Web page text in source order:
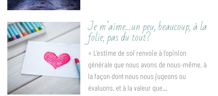
Je m’aime…un peu, beaucoup, à la
folie, pas du tout?
« L’estime de soi renvoie à l’opinion
générale que nous avons de nous-même, à
la façon dont nous nous jugeons ou
évaluons, et à la valeur que…